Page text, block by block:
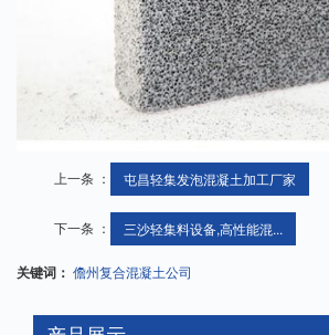
上一条 ： 屯昌轻集发泡混凝土加工厂家
下一条 ： 三沙轻集料设备,高性能混...
关键词： 儋州复合混凝土公司